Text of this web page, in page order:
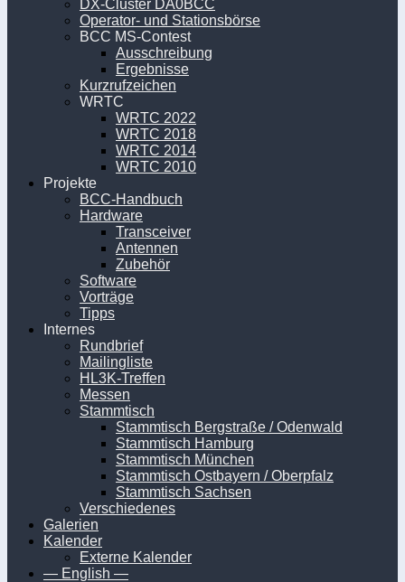
DX-Cluster DA0BCC
Operator- und Stationsbörse
BCC MS-Contest
Ausschreibung
Ergebnisse
Kurzrufzeichen
WRTC
WRTC 2022
WRTC 2018
WRTC 2014
WRTC 2010
Projekte
BCC-Handbuch
Hardware
Transceiver
Antennen
Zubehör
Software
Vorträge
Tipps
Internes
Rundbrief
Mailingliste
HL3K-Treffen
Messen
Stammtisch
Stammtisch Bergstraße / Odenwald
Stammtisch Hamburg
Stammtisch München
Stammtisch Ostbayern / Oberpfalz
Stammtisch Sachsen
Verschiedenes
Galerien
Kalender
Externe Kalender
— English —